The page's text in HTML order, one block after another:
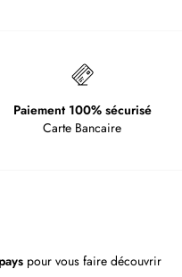
Paiement 100% sécurisé
Carte Bancaire
pour vous faire découvrir